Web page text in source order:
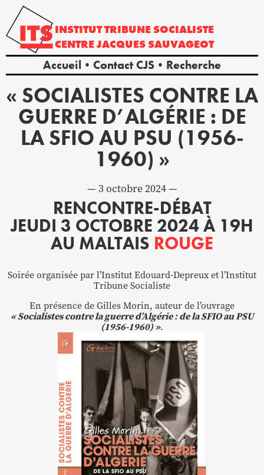
INSTITUTTRIBUNE SOCIALISTE
CENTREJACQUES SAUVAGEOT
Accueil Contact CJS Recherche
« SOCIALISTES CONTRE LA
GUERRE D’ALGÉRIE : DE
LA SFIO AU PSU (1956-
1960) »
3 octobre 2024
RENCONTRE-DÉBAT
JEUDI 3 OCTOBRE 2024 À 19H
AU MALTAIS ROUGE
Soirée organisée par l’Institut Edouard-Depreux et l’Institut
Tribune Socialiste
En présence de Gilles Morin, auteur de l’ouvrage
« Socialistes contre la guerre d’Algérie : de la SFIO au PSU
(1956-1960) ».